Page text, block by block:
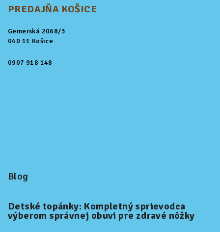
PREDAJŇA KOŠICE
Gemerská 2068/3
040 11 Košice
0907 918 148
Blog
Detské topánky: Kompletný sprievodca
výberom správnej obuvi pre zdravé nôžky